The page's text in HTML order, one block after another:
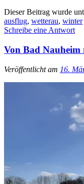
Dieser Beitrag wurde
ausflug, wetterau, winter
Schreibe eine Antwort
Von Bad Nauheim
Veröffentlicht am 16.